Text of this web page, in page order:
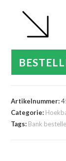
Artikelnummer:
Categorie:
Tags: Bank